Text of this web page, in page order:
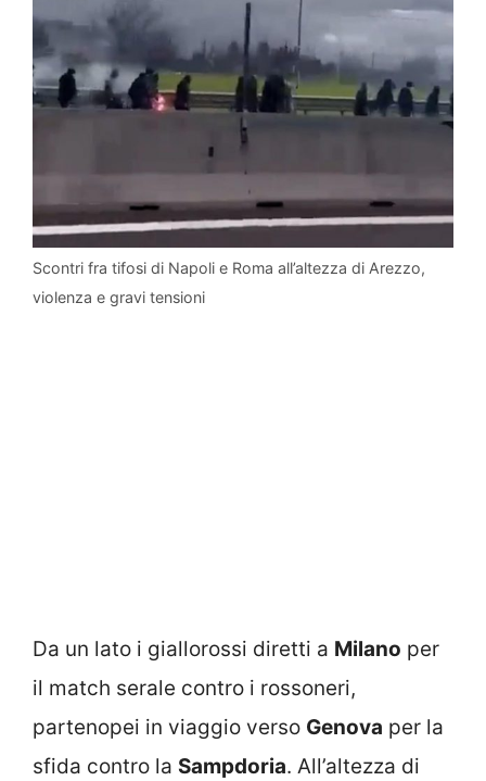
Scontri fra tifosi di Napoli e Roma all’altezza di Arezzo,
violenza e gravi tensioni
Da un lato i giallorossi diretti a Milano per
il match serale contro i rossoneri,
partenopei in viaggio verso Genova per la
sfida contro la Sampdoria. All’altezza di